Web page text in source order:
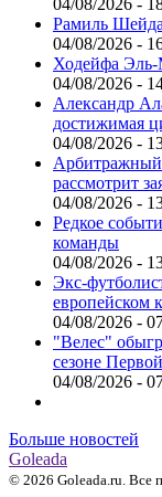
Рамиль
04/08/2026 -
Ходейфа
04/08/2026 -
Александр
достижимая
04/08/2026 -
Арбитражный
рассмотрит
04/08/2026 -
Редкое
команды
04/08/2026 -
Экс-
европейском
04/08/2026 -
"Велес"
сезоне
04/08/2026 -
Больше новостей
Goleada
© 2026 Goleada.ru. Все